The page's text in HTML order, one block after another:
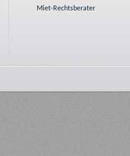
Miet-Rechtsberater